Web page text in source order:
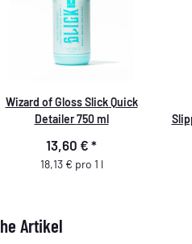
Wizard of Gloss Slick Quick
Detailer 750 ml
13,60 € *
18,13 € pro 1 l
Artikel